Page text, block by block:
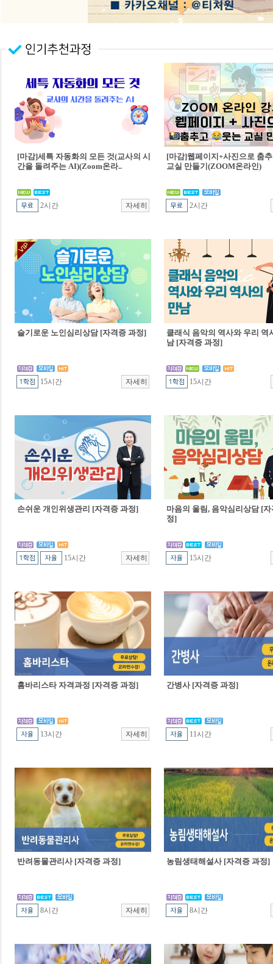
[마감]세특 자동화의 모든 것(교사의 시
간을 돌려주는 AI)(Zoom온라..
2시간
[마감]웹페이지+사진으로 춤
교실 만들기(ZOOM온라인)
2시간
슬기로운 노인심리상담 [자격증 과정]
15시간
클래식 음악의 역사와 우리 역
남 [자격증 과정]
15시간
손쉬운 개인위생관리 [자격증 과정]
15시간
마음의 울림, 음악심리상담 [
정]
15시간
홈바리스타 자격과정 [자격증 과정]
13시간
간병사 [자격증 과정]
11시간
반려동물관리사 [자격증 과정]
8시간
농림생태해설사 [자격증 과정]
8시간